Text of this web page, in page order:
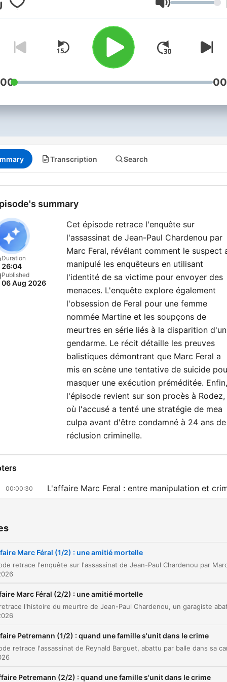
techniques de pointe de la
Volume
Transcription Search
summary
Duration
26:04
Published
06 Aug 2026
Cet épisode retrace l'enquête sur
l'assassinat de Jean-Paul Chardenou par
Marc Feral, révélant comment le suspect
manipulé les enquêteurs en utilisant
l'identité de sa victime pour envoyer des
menaces. L'enquête explore également
l'obsession de Feral pour une femme
nommée Martine et les soupçons de
meurtres en série liés à la disparition d'un
gendarme. Le récit détaille les preuves
balistiques démontrant que Marc Feral a
mis en scène une tentative de suicide
masquer une exécution préméditée. Enfin,
l'épisode revient sur son procès à Rodez,
où l'accusé a tenté une stratégie de mea
culpa avant d'être condamné à 24 ans de
réclusion criminelle.
00:00:30 L'affaire Marc Feral : entre manipulation et
préméditée
00:17:43
La mise en scène du crime et les preuves
00:19:58 Le procès de Marc Feral à Rodez
00:22:57
00:25:02 L'appel et la fin de Marc Feral
on a chapter to go directly to that moment
Marc Féral (1/2) : une amitié mortelle
Marc Féral (2/2) : une amitié mortelle
Petremann (1/2) : quand une famille s'unit dans le crime
Petremann (2/2) : quand une famille s'unit dans le crime